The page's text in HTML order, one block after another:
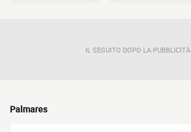
IL SEGUITO DOPO LA PUBBLICITÀ
Palmares